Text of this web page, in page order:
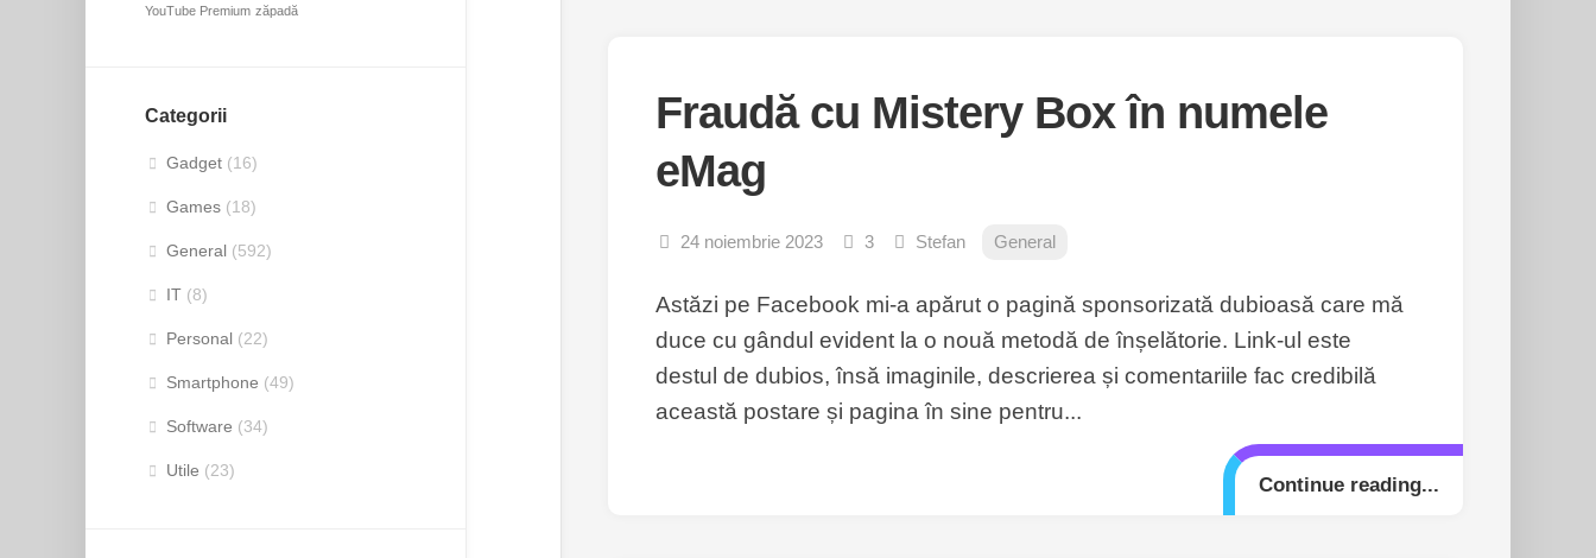
YouTube Premium zăpadă
Categorii
Gadget (16)
Games (18)
General (592)
IT (8)
Personal (22)
Smartphone (49)
Software (34)
Utile (23)
Fraudă cu Mistery Box în numele
eMag
24 noiembrie 2023 3 Stefan General
Astăzi pe Facebook mi-a apărut o pagină sponsorizată dubioasă care mă
duce cu gândul evident la o nouă metodă de înșelătorie. Link-ul este
destul de dubios, însă imaginile, descrierea și comentariile fac credibilă
această postare și pagina în sine pentru...
Continue reading...